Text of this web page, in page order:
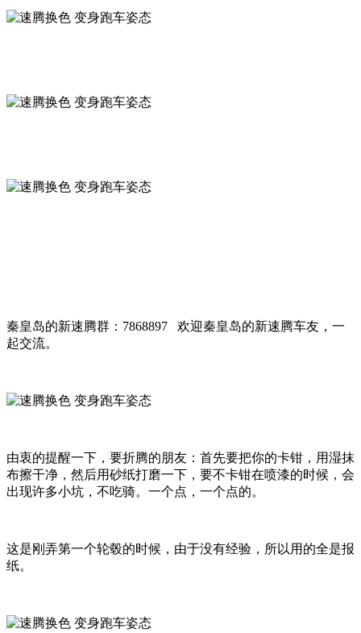
秦皇岛的新速腾群：7868897 欢迎秦皇岛的新速腾车友，一
起交流。
由衷的提醒一下，要折腾的朋友：首先要把你的卡钳，用湿抹
布擦干净，然后用砂纸打磨一下，要不卡钳在喷漆的时候，会
出现许多小坑，不吃骑。一个点，一个点的。
这是刚弄第一个轮毂的时候，由于没有经验，所以用的全是报
纸。